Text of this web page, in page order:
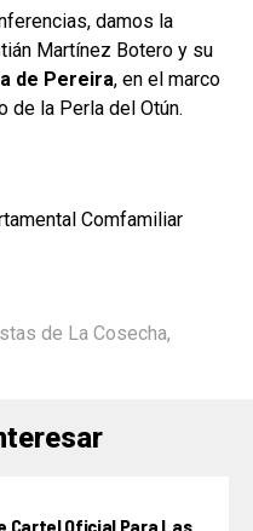
damos la
Martínez Botero y su
de Pereira, en el marco
de la Perla del Otún.
Comfamiliar
de La Cosecha,
Cartel Oficial Para Las